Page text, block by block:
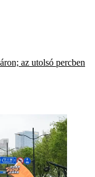
az utolsó percben